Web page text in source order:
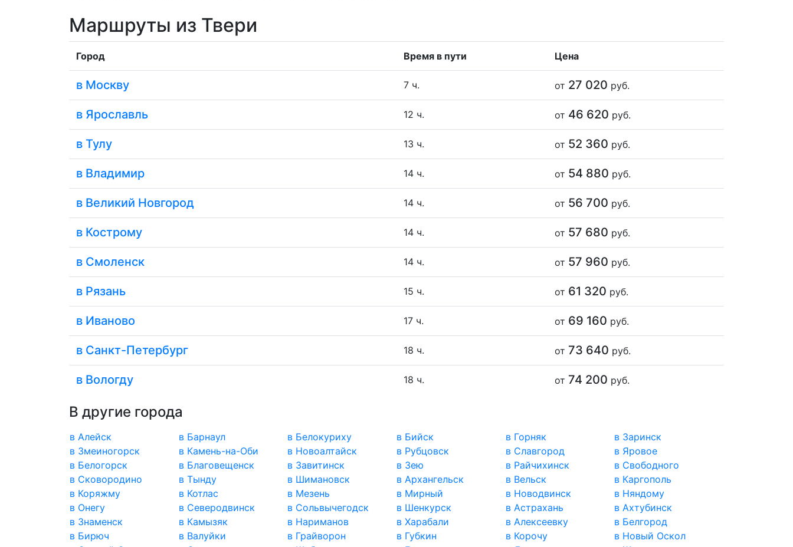
Маршруты из Твери
Город Время в пути Цена
в Москву 7 ч. от 27 020 руб.
в Ярославль 12 ч. от 46 620 руб.
в Тулу 13 ч. от 52 360 руб.
в Владимир 14 ч. от 54 880 руб.
в Великий Новгород 14 ч. от 56 700 руб.
в Кострому 14 ч. от 57 680 руб.
в Смоленск 14 ч. от 57 960 руб.
в Рязань 15 ч. от 61 320 руб.
в Иваново 17 ч. от 69 160 руб.
в Санкт-Петербург 18 ч. от 73 640 руб.
в Вологду 18 ч. от 74 200 руб.
В другие города
в Алейск в Барнаул в Белокуриху в Бийск в Горняк
в Заринск
в Змеиногорск
в Камень-на-Оби в Новоалтайск в Рубцовск в Славгород
в Яровое
в Белогорск
в Благовещенск в Завитинск в Зею в Райчихинск
в Свободного
в Сковородино
в Тынду в Шимановск в Архангельск в Вельск
в Каргополь
в Коряжму
в Котлас в Мезень в Мирный в Новодвинск
в Няндому
в Онегу
в Северодвинск в Сольвычегодск в Шенкурск в Астрахань
в Ахтубинск
в Знаменск
в Камызяк в Нариманов в Харабали в Алексеевку
в Белгород
в Бирюч
в Валуйки в Грайворон в Губкин в Корочу
в Новый Оскол